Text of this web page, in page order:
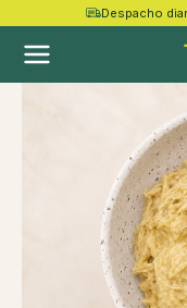
Despacho